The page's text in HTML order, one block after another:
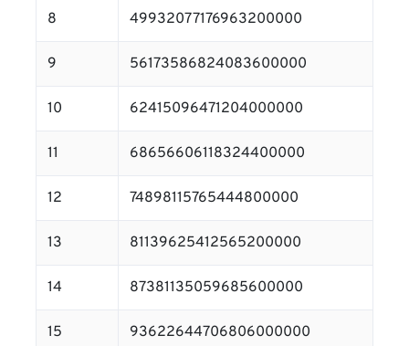
8 49932077176963200000
9 56173586824083600000
10 62415096471204000000
11 68656606118324400000
12 74898115765444800000
13 81139625412565200000
14 87381135059685600000
15 93622644706806000000